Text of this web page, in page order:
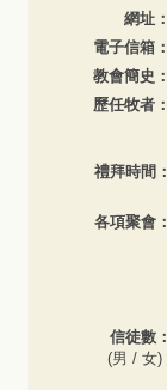
網址：
電子信箱：
教會簡史：
歷任牧者：
禮拜時間：
各項聚會：
信徒數：
(男 / 女)